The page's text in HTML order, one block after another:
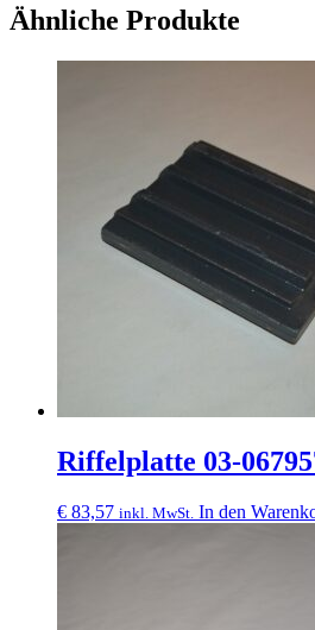
Ähnliche Produkte
Riffelplatte 03-
€ 83,57 inkl. MwSt. In den